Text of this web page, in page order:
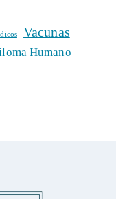
Vacunas
Humano